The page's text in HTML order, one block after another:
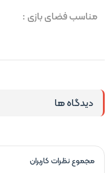
مناسب فضای بازی :
دیدگاه ها
مجموع نظرات کاربران